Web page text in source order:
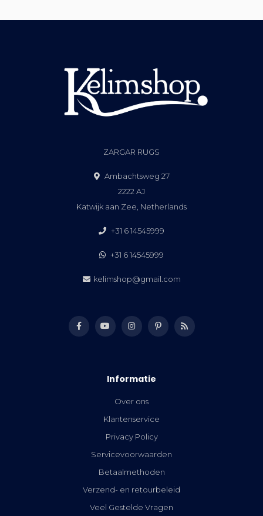
ZARGAR RUGS
Ambachtsweg 27
2222 AJ
Katwijk aan Zee, Netherlands
+31 6 14545999
+31 6 14545999
kelimshop@gmail.com
Informatie
Over ons
Klantenservice
Privacy Policy
Servicevoorwaarden
Betaalmethoden
Verzend- en retourbeleid
Veel Gestelde Vragen